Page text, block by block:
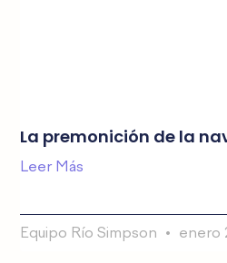
La premonición de la
Leer Más
Equipo Río Simpson enero